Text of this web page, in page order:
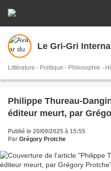
Le Gri-Gri
Littérature - Politique - Philosophie -
Philippe Thureau-
éditeur meurt, par
Publié le 20/09/2025 à 15:55
Par Grégory Protche